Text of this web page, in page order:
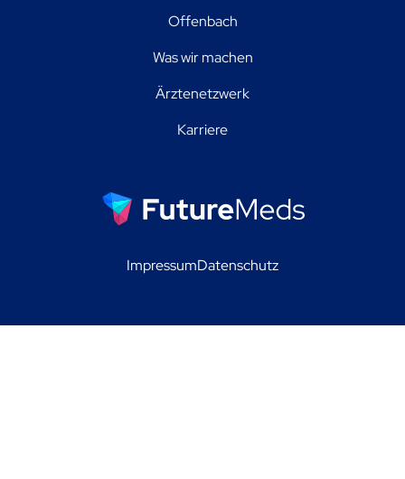
Offenbach
Was wir machen
Ärztenetzwerk
Karriere
ImpressumDatenschutz